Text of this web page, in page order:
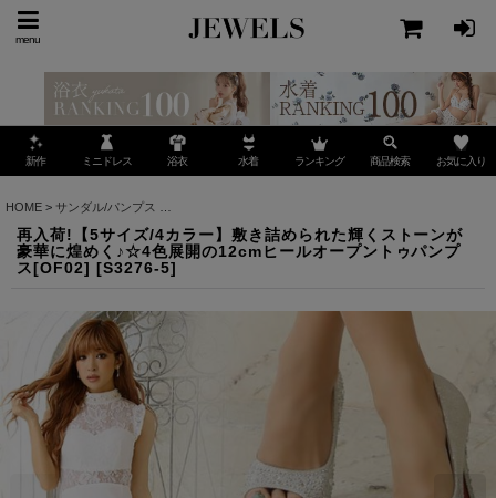
menu
新作 ミニドレス 浴衣 水着 ランキング 商品検索 お気に入り
HOME > サンダル/パンプス
再入荷!【5サイズ/4カラー】敷き詰められた輝くストーンが
豪華に煌めく♪☆4色展開の12cmヒールオープントゥパンプ
ス[OF02] [S3276-5]